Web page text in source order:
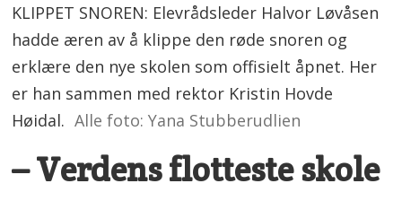
KLIPPET SNOREN: Elevrådsleder Halvor Løvåsen
hadde æren av å klippe den røde snoren og
erklære den nye skolen som offisielt åpnet. Her
er han sammen med rektor Kristin Hovde
Høidal. Alle foto: Yana Stubberudlien
– Verdens flotteste skole